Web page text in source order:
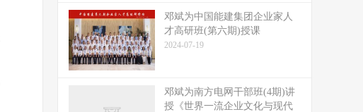
邓斌为中国能建集团企业家人
才高研班(第六期)授课
2024-07-19
邓斌为南方电网干部班(4期)讲
授《世界一流企业文化与现代